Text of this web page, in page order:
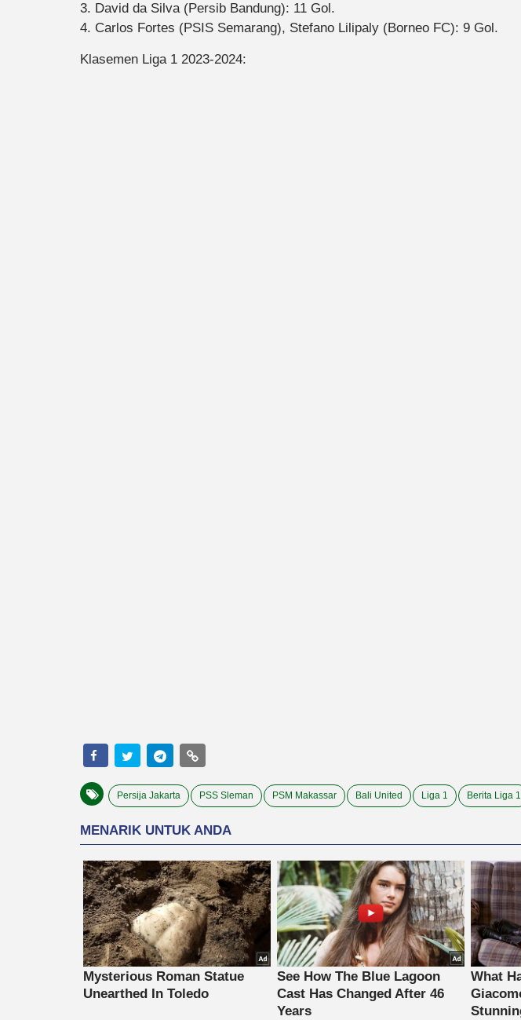
3. David da Silva (Persib Bandung): 11 Gol.
4. Carlos Fortes (PSIS Semarang), Stefano Lilipaly (Borneo FC): 9 Gol.
Klasemen Liga 1 2023-2024:
Persija Jakarta PSS Sleman PSM Makassar Bali United Liga 1 Berita Liga 1